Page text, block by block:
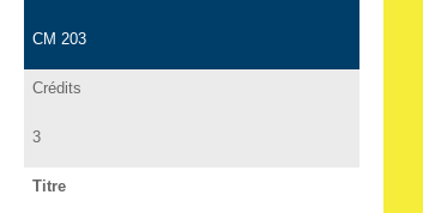
CM 203
Crédits
3
Titre